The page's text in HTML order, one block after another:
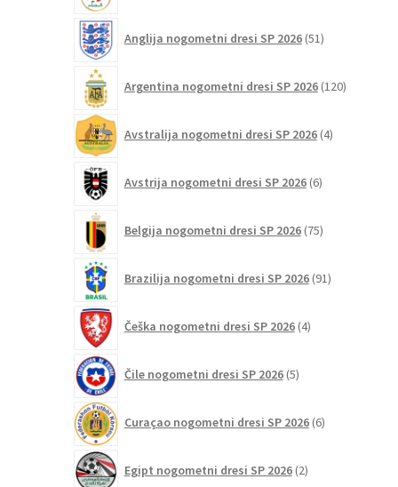
strani
Anglija nogometni dresi SP 2026 51izdelkov
Argentina nogometni dresi SP 2026 120izdelkov
Avstralija nogometni dresi SP 2026 4izdelki
Avstrija nogometni dresi SP 2026 6izdelkov
Belgija nogometni dresi SP 2026 75izdelkov
Brazilija nogometni dresi SP 2026 91izdelkov
Češka nogometni dresi SP 2026 4izdelki
Čile nogometni dresi SP 2026 5izdelkov
Curaçao nogometni dresi SP 2026 6izdelkov
Egipt nogometni dresi SP 2026 2izdelka